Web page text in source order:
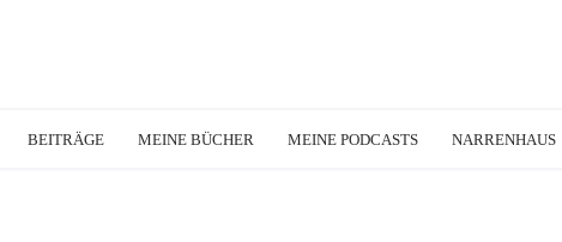
BEITRÄGE MEINE BÜCHER MEINE PODCASTS NARRENHAUS